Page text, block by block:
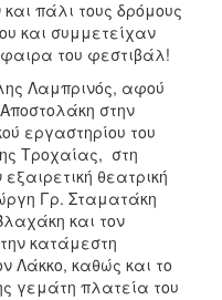
πάλι τους δρόμους
και συμμετείχαν
του φεστιβάλ!
Λαμπρινός, αφού
στην
εργαστηρίου του
Τροχαίας, στη
θεατρική
Γρ. Σταματάκη
και τον
κατάμεστη
Λάκκο, καθώς και το
γεμάτη πλατεία του